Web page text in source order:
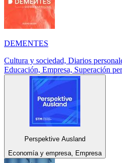
DEMENTES
Cultura y sociedad, Diarios
Educación, Empresa, Superación
Perspektive Ausland
Economía y empresa, Empresa